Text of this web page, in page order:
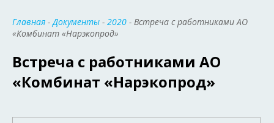
Главная -Документы - 2020 - Встреча с работниками АО
«Комбинат «Нарэкопрод»
Встреча с работниками АО
«Комбинат «Нарэкопрод»